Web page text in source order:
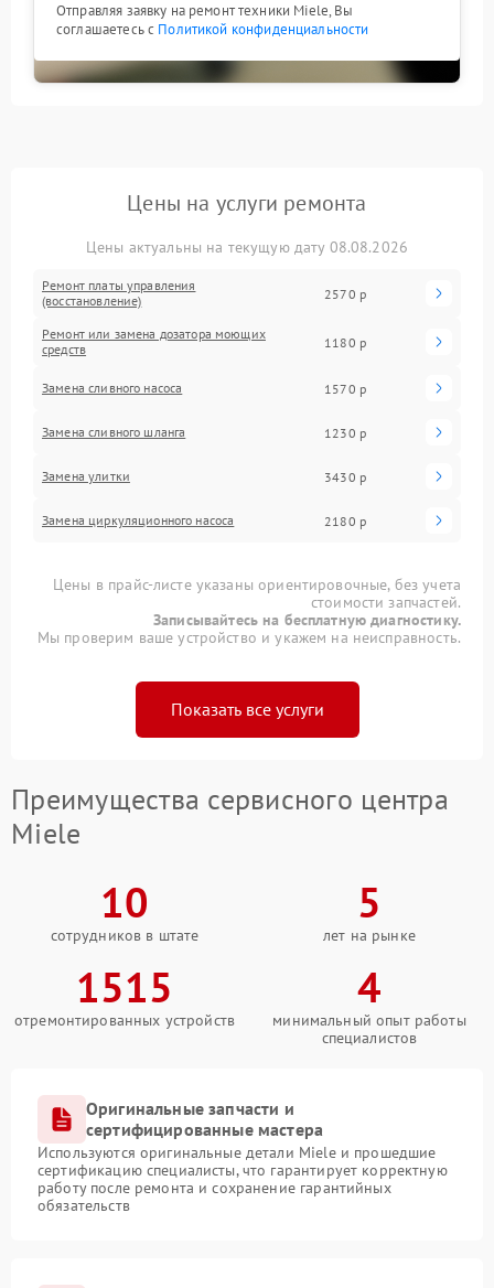
Отправляя заявку на ремонт техники Miele, Вы
соглашаетесь с Политикой конфиденциальности
Цены на услуги ремонта
Цены актуальны на текущую дату 08.08.2026
Ремонт платы управления
(восстановление)
2570 р
Ремонт или замена дозатора моющих
средств
1180 р
Замена сливного насоса 1570 р
Замена сливного шланга 1230 р
Замена улитки 3430 р
Замена циркуляционного насоса 2180 р
Цены в прайс-листе указаны ориентировочные, без учета
стоимости запчастей.
Записывайтесь на бесплатную диагностику.
Мы проверим ваше устройство и укажем на неисправность.
Показать все услуги
Преимущества сервисного центра
Miele
10
сотрудников в штате
5
лет на рынке
1515
отремонтированных устройств
4
минимальный опыт работы
специалистов
Оригинальные запчасти и
сертифицированные мастера
Используются оригинальные детали Miele и прошедшие
сертификацию специалисты, что гарантирует корректную
работу после ремонта и сохранение гарантийных
обязательств